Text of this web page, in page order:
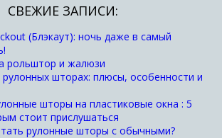
СВЕЖИЕ ЗАПИСИ:
(Блэкаут): ночь даже в самый
рольштор и жалюзи
шторах: плюсы, особенности и
шторы на пластиковые окна : 5
стоит прислушаться
рулонные шторы с обычными?